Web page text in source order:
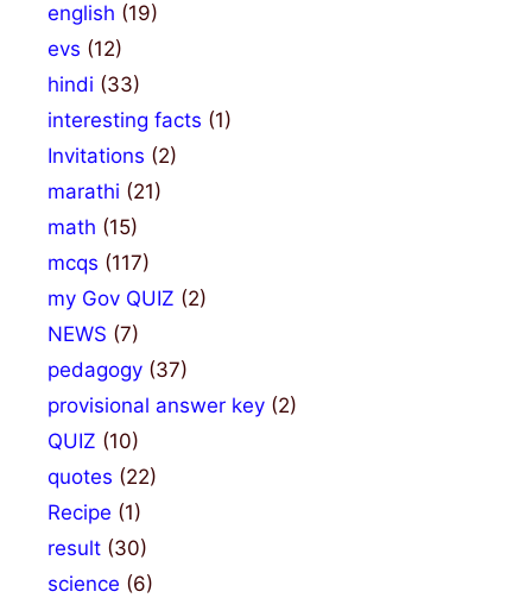
english (19)
evs (12)
hindi (33)
interesting facts (1)
Invitations (2)
marathi (21)
math (15)
mcqs (117)
my Gov QUIZ (2)
NEWS (7)
pedagogy (37)
provisional answer key (2)
QUIZ (10)
quotes (22)
Recipe (1)
result (30)
science (6)